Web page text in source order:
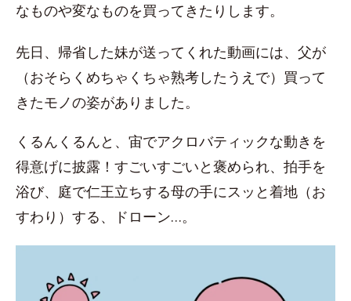
なものや変なものを買ってきたりします。
先日、帰省した妹が送ってくれた動画には、父が
（おそらくめちゃくちゃ熟考したうえで）買って
きたモノの姿がありました。
くるんくるんと、宙でアクロバティックな動きを
得意げに披露！すごいすごいと褒められ、拍手を
浴び、庭で仁王立ちする母の手にスッと着地（お
すわり）する、ドローン…。